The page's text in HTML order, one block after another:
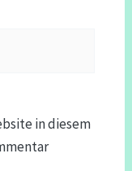
in diesem